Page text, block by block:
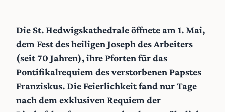
Die St. Hedwigskathedrale öffnete am 1. Mai,
dem Fest des heiligen Joseph des Arbeiters
(seit 70 Jahren), ihre Pforten für das
Pontifikalrequiem des verstorbenen Papstes
Franziskus. Die Feierlichkeit fand nur Tage
nach dem exklusiven Requiem der